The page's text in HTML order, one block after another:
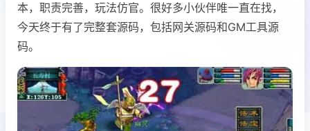
本，职责完善，玩法仿官。很好多小伙伴唯一直在找，
今天终于有了完整套源码，包括网关源码和GM工具源
码。